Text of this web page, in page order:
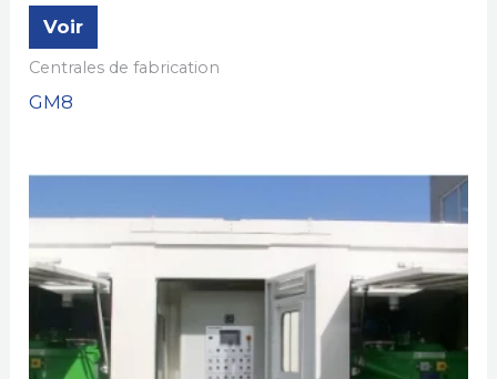
Voir
Centrales de fabrication
GM8